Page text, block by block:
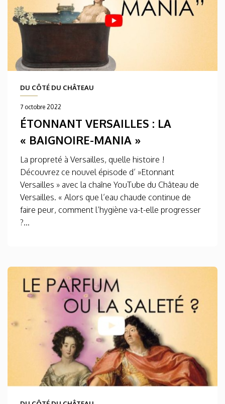
DU CÔTÉ DU CHÂTEAU
7 octobre 2022
ÉTONNANT VERSAILLES : LA
« BAIGNOIRE-MANIA »
La propreté à Versailles, quelle histoire !
Découvrez ce nouvel épisode d’ »Etonnant
Versailles » avec la chaîne YouTube du Château de
Versailles. « Alors que l’eau chaude continue de
faire peur, comment l’hygiène va-t-elle progresser
?...